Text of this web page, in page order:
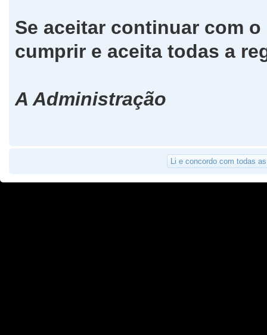
Se aceitar continuar com
cumprir e aceita todas a
A Administração